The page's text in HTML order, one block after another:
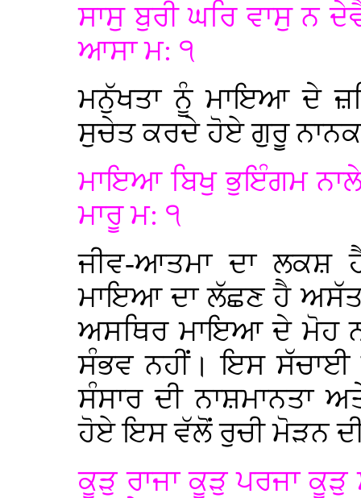
ਸਾਸੁ ਬੁਰੀ ਘਰਿ ਵਾਸੁ ਨ
ਆਸਾ ਮ: ੧
ਮਨੁੱਖਤਾ ਨੂੰ ਮਾਇਆ ਦੇ
ਸੁਚੇਤ ਕਰਦੇ ਹੋਏ ਗੁਰੂ
ਮਾਇਆ ਬਿਖੁ ਭੁਇੰਗਮ
ਮਾਰੂ ਮ: ੧
ਜੀਵ-ਆਤਮਾ ਦਾ ਲਕਸ਼
ਮਾਇਆ ਦਾ ਲੱਛਣ ਹੈ
ਅਸਥਿਰ ਮਾਇਆ ਦੇ ਮੋਹ
ਸੰਭਵ ਨਹੀਂ। ਇਸ
ਸੰਸਾਰ ਦੀ ਨਾਸ਼ਮਾਨਤਾ
ਹੋਏ ਇਸ ਵੱਲੋਂ ਰੁਚੀ ਮੋੜਨ
ਕੂੜੁ ਰਾਜਾ ਕੂੜੁ ਪਰਜਾ